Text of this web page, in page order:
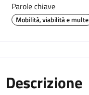
Parole chiave
Mobilità, viabilità e multe
Descrizione